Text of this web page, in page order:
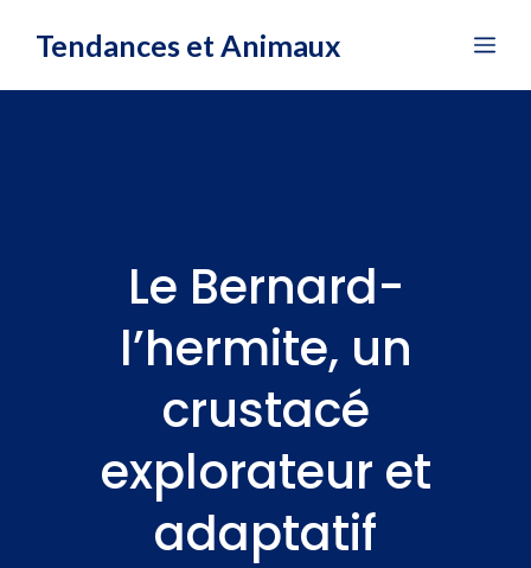
Tendances et Animaux
Le Bernard-
l’hermite, un
crustacé
explorateur et
adaptatif